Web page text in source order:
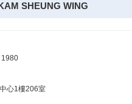
SHEUNG WING
1980
心1樓206室